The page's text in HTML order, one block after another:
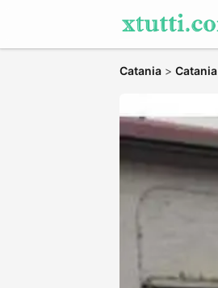
Catania > Catania